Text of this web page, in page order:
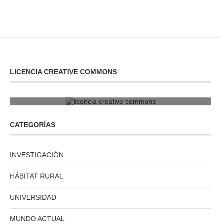
LICENCIA CREATIVE COMMONS
CATEGORÍAS
INVESTIGACIÓN
HÁBITAT RURAL
UNIVERSIDAD
MUNDO ACTUAL